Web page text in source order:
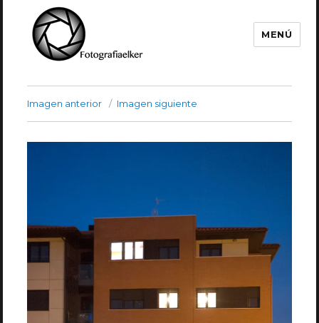
Fotografía Elker
MENÚ
Imagen anterior Imagen siguiente